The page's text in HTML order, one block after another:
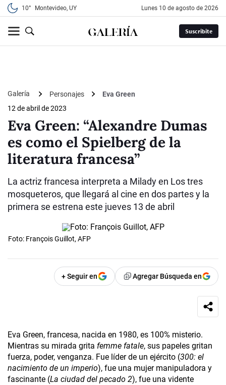
10° Montevideo, UY lunes 10 de agosto de 2026
Suscribite
Galería Personajes
Eva Green
12 de abril de 2023
Eva Green: “Alexandre Dumas
es como el Spielberg de la
literatura francesa”
La actriz francesa interpreta a Milady en Los tres
mosqueteros, que llegará al cine en dos partes y la
primera se estrena este jueves 13 de abril
Foto: François Guillot, AFP
+ Seguir en Agregar Búsqueda en
Eva Green, francesa, nacida en 1980, es 100% misterio.
Mientras su mirada grita femme fatale, sus papeles gritan
fuerza, poder, venganza. Fue líder de un ejército (300: el
nacimiento de un imperio), fue una mujer manipuladora y
fascinante (La ciudad del pecado 2), fue una vidente